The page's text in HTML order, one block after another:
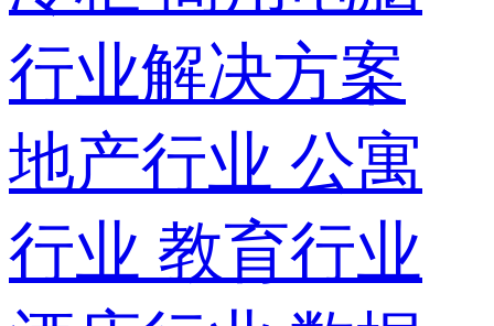
行业解决方案
地产行业 公寓
行业 教育行业